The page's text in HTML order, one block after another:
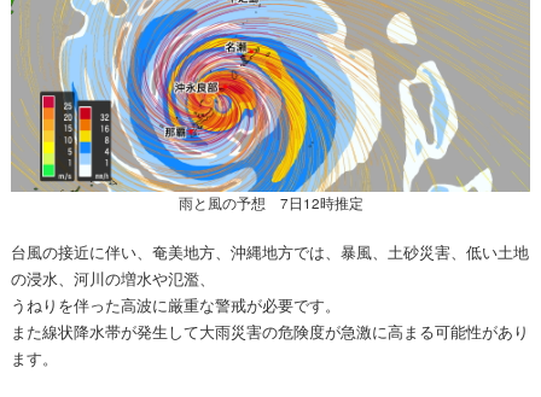
雨と風の予想 7日12時推定
台風の接近に伴い、奄美地方、沖縄地方では、暴風、土砂災害、低い土地
の浸水、河川の増水や氾濫、
うねりを伴った高波に厳重な警戒が必要です。
また線状降水帯が発生して大雨災害の危険度が急激に高まる可能性があり
ます。